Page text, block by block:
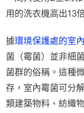
用的洗衣機高出13
據環境保護處的室
菌（霉菌）並非細
菌群的俗稱。這種
存，室內霉菌可分
類建築物料、紡織